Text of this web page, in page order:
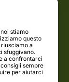
stiamo
questo
a
sfuggivano.
a confrontarci
sempre
per aiutarci